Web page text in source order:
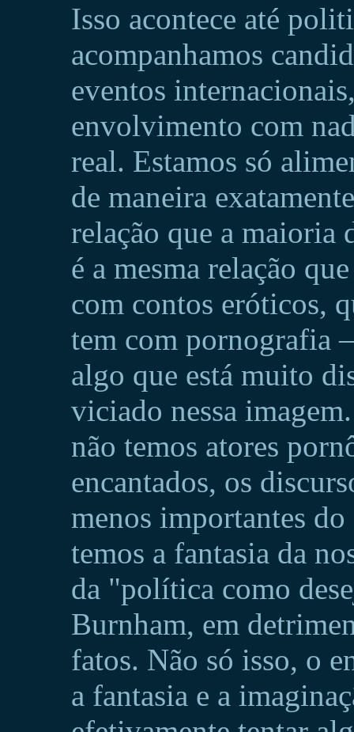
Isso acontece até
acompanhamos
eventos
envolvimento com
real. Estamos só
de maneira
relação que a maioria
é a mesma relação
com contos eróticos,
tem com pornografia
algo que está muito
viciado nessa
não temos atores
encantados, os
menos importantes
temos a fantasia da
da "política como
Burnham, em
fatos. Não só isso, o
a fantasia e a